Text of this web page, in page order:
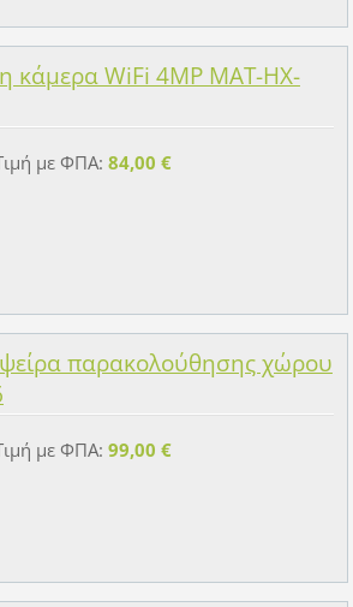
κάμερα WiFi 4MP MAT-HX-
με ΦΠΑ: 84,00 €
παρακολούθησης χώρου
με ΦΠΑ: 99,00 €